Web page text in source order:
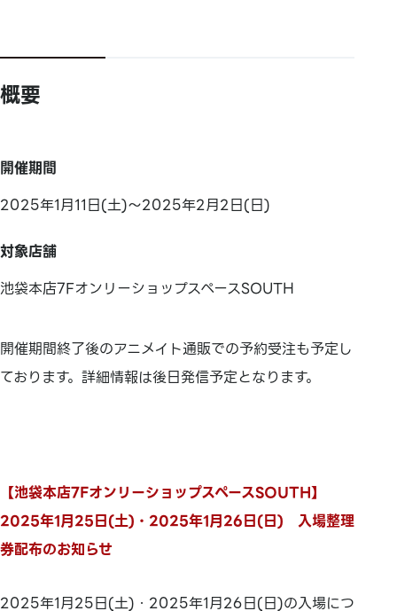
概要
開催期間
2025年1月11日(土)～2025年2月2日(日)
対象店舗
池袋本店7FオンリーショップスペースSOUTH
開催期間終了後のアニメイト通販での予約受注も予定し
ております。詳細情報は後日発信予定となります。
【池袋本店7FオンリーショップスペースSOUTH】
2025年1月25日(土)・2025年1月26日(日) 入場整理
券配布のお知らせ
2025年1月25日(土)・2025年1月26日(日)の入場につ